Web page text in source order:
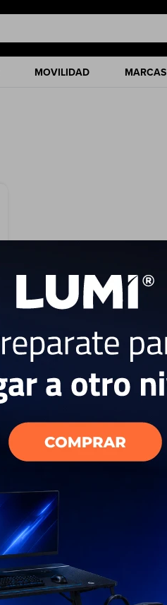
MOVILIDAD MARCAS